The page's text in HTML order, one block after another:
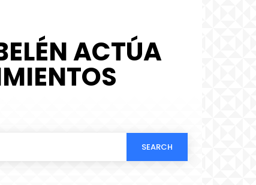
ACTÚA
SEARCH